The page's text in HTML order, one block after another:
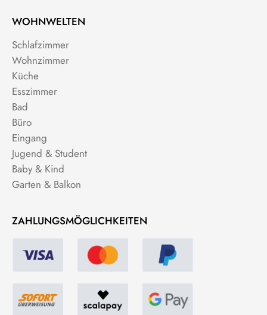
WOHNWELTEN
Schlafzimmer
Wohnzimmer
Küche
Esszimmer
Bad
Büro
Eingang
Jugend & Student
Baby & Kind
Garten & Balkon
ZAHLUNGSMÖGLICHKEITEN